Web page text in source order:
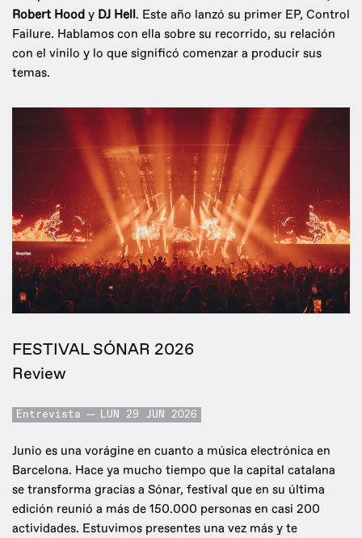
Robert Hood y DJ Hell. Este año lanzó su primer EP, Control
Failure. Hablamos con ella sobre su recorrido, su relación
con el vinilo y lo que significó comenzar a producir sus
temas.
FESTIVAL SÓNAR 2026
Review
Entrevista LUN 29 JUN 2026
Junio es una vorágine en cuanto a música electrónica en
Barcelona. Hace ya mucho tiempo que la capital catalana
se transforma gracias a Sónar, festival que en su última
edición reunió a más de 150.000 personas en casi 200
actividades. Estuvimos presentes una vez más y te